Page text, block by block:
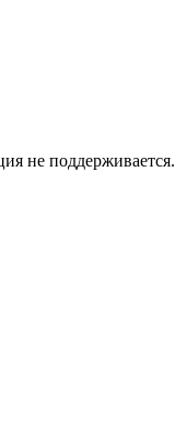
не поддерживается.